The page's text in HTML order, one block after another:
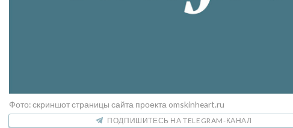
Фото: скриншот страницы сайта проекта omskinheart.ru
ПОДПИШИТЕСЬ НА TELEGRAM-КАНАЛ